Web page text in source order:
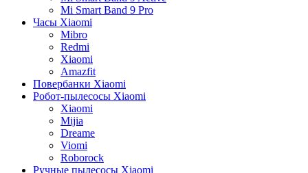
Mi Smart Band 9 Pro
Часы Xiaomi
Mibro
Redmi
Xiaomi
Amazfit
Повербанки Xiaomi
Робот-пылесосы Xiaomi
Xiaomi
Mijia
Dreame
Viomi
Roborock
Ручные пылесосы Xiaomi